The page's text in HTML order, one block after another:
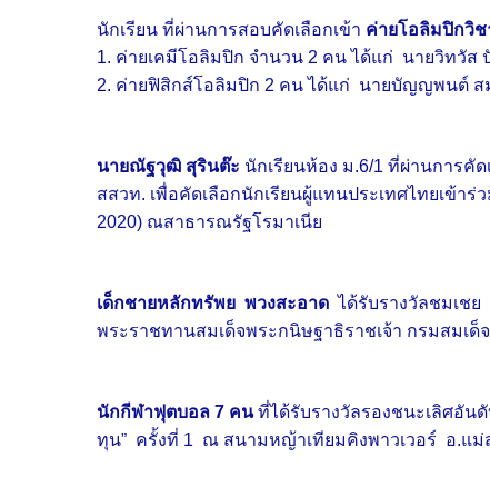
นักเรียน ที่ผ่านการสอบคัดเลือกเข้า ค่ายโอลิมปิกวิช
1. ค่ายเคมีโอลิมปิก จำนวน 2 คน ได้แก่ นายวิทวั
2. ค่ายฟิสิกส์โอลิมปิก 2 คน ได้แก่ นายบัญญพนต์
นายณัฐวุฒิ สุรินต๊ะ นักเรียนห้อง ม.6/1 ที่ผ่านการคั
สสวท. เพื่อคัดเลือกนักเรียนผู้แทนประเทศไทยเข้า
2020) ณสาธารณรัฐโรมาเนีย
เด็กชายหลักทรัพย พวงสะอาด ได้รับรางวัลชมเชย
พระราชทานสมเด็จพระกนิษฐาธิราชเจ้า กรมสมเ
นักกีฬาฟุตบอล 7 คนที่ได้รับรางวัลรองชนะเลิศอัน
ทุน” ครั้งที่ 1 ณ สนามหญ้าเทียมคิงพาวเวอร์ อ.แม่ส